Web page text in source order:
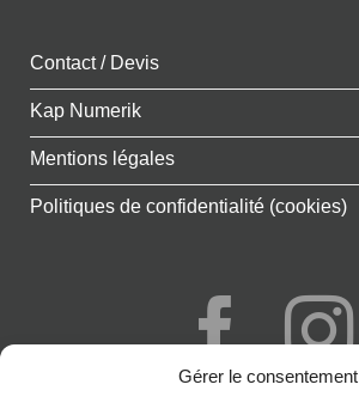
Gérer le consentement
Contact / Devis
Kap Numerik
Mentions légales
Politiques de confidentialité (cookies)